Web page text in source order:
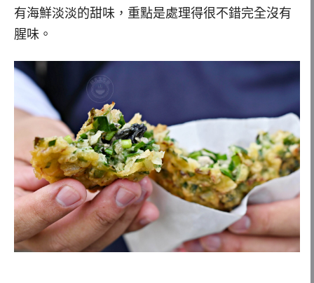
有海鮮淡淡的甜味，重點是處理得很不錯完全沒有
腥味。